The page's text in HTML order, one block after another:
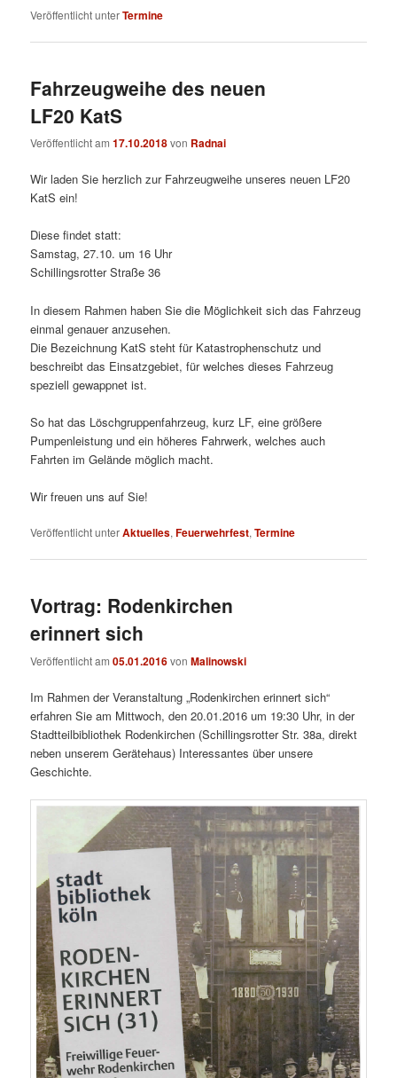
Veröffentlicht unterTermine
Fahrzeugweihe des neuen
LF20 KatS
Veröffentlicht am17.10.2018von Radnai
Wir laden Sie herzlich zur Fahrzeugweihe unseres neuen LF20
KatS ein!
Diese findet statt:
Samstag, 27.10. um 16 Uhr
Schillingsrotter Straße 36
In diesem Rahmen haben Sie die Möglichkeit sich das Fahrzeug
einmal genauer anzusehen.
Die Bezeichnung KatS steht für Katastrophenschutz und
beschreibt das Einsatzgebiet, für welches dieses Fahrzeug
speziell gewappnet ist.
So hat das Löschgruppenfahrzeug, kurz LF, eine größere
Pumpenleistung und ein höheres Fahrwerk, welches auch
Fahrten im Gelände möglich macht.
Wir freuen uns auf Sie!
Veröffentlicht unterAktuelles,Feuerwehrfest,Termine
Vortrag: Rodenkirchen
erinnert sich
Veröffentlicht am05.01.2016vonMalinowski
Im Rahmen der Veranstaltung „Rodenkirchen erinnert sich“
erfahren Sie am Mittwoch, den 20.01.2016 um 19:30 Uhr, in der
Stadtteilbibliothek Rodenkirchen (Schillingsrotter Str. 38a, direkt
neben unserem Gerätehaus) Interessantes über unsere
Geschichte.